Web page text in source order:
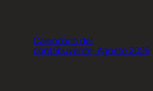
Calendario del
contribuyente, Agosto 2026